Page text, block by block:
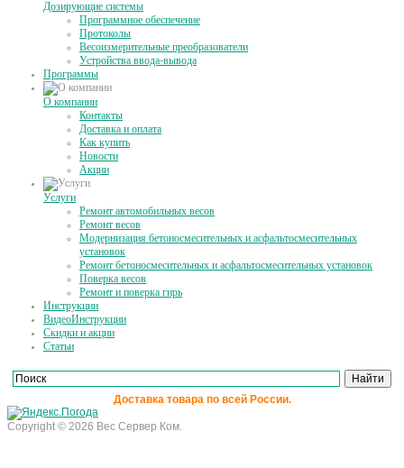
Дозирующие системы
Программное обеспечение
Протоколы
Весоизмерительные преобразователи
Устройства ввода-вывода
Программы
О компании
Контакты
Доставка и оплата
Как купить
Новости
Акции
Услуги
Ремонт автомобильных весов
Ремонт весов
Модернизация бетоносмесительных и асфальтосмесительных
установок
Ремонт бетоносмесительных и асфальтосмесительных установок
Поверка весов
Ремонт и поверка гирь
Инструкции
ВидеоИнструкции
Скидки и акции
Статьи
Доставка товара по всей России.
Copyright © 2026 Вес Сервер Ком.